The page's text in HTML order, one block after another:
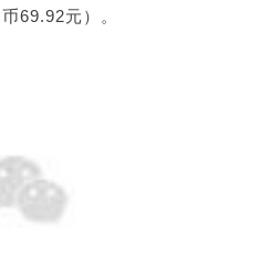
69.92元）。